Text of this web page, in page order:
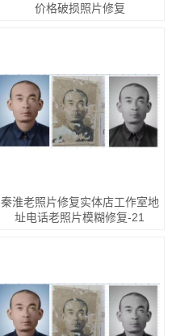
价格破损照片修复
秦淮老照片修复实体店工作室地
址电话老照片模糊修复-21